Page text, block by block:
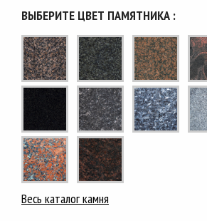
ВЫБЕРИТЕ ЦВЕТ ПАМЯТНИКА :
Весь каталог камня